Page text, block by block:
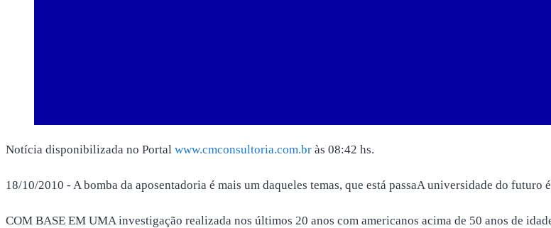
Notícia disponibilizada no Portal www.cmconsultoria.com.br às 08:42 hs.
18/10/2010 - A bomba da aposentadoria é mais um daqueles temas, que está passaA universidade do futuro
COM BASE EM UMA investigação realizada nos últimos 20 anos com americanos acima de 50 anos de